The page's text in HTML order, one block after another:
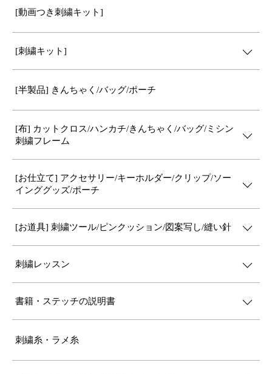
[動画つき刺繍キット]
[刺繍キット]
[半製品] きんちゃく/バッグ/ポーチ
[布] カットクロス/ハンカチ/きんちゃく/バッグ/ミシン
刺繍フレーム
[お仕立て] アクセサリー/キーホルダー/クリップ/ソー
インググッズ/ポーチ
[お道具] 刺繍ツール/ピンクッション/図案写し/縫い針
刺繍レッスン
書籍・ステッチの説明書
刺繍糸・ラメ糸